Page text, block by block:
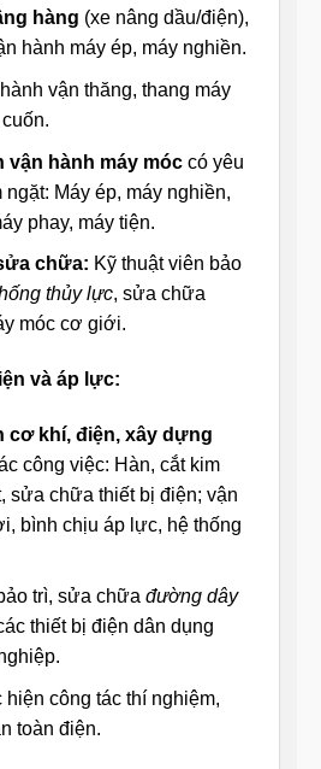
hàng (xe nâng dầu/điện),
hành máy ép, máy nghiền.
vận thăng, thang máy
vận hành máy móccó yêu
ngặt: Máy ép, máy nghiền,
phay, máy tiện.
chữa: Kỹ thuật viên bảo
thủy lực, sửa chữa
móc cơ giới.
và áp lực:
cơ khí, điện, xây dựng
công việc: Hàn, cắt kim
sửa chữa thiết bị điện; vận
bình chịu áp lực, hệ thống
trì, sửa chữa đường dây
thiết bị điện dân dụng
công tác thí nghiệm,
toàn điện.